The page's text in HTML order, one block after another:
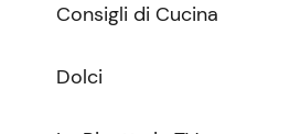
Consigli di Cucina
Dolci